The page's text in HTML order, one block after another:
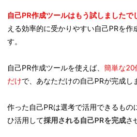
自己PR作成ツールはもう試しましたで
える効率的に受かりやすい自己PRを作
す。
自己PR作成ツールを使えば、 簡単な20
だけで、あなただけの自己PRが完成し
作った自己PRは選考で活用できるもの
ひ活用して採用される自己PRを完成さ